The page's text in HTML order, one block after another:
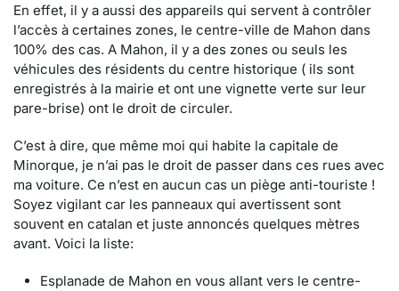
En effet, il y a aussi des appareils qui servent à contrôler
l’accès à certaines zones, le centre-ville de Mahon dans
100% des cas. A Mahon, il y a des zones ou seuls les
véhicules des résidents du centre historique ( ils sont
enregistrés à la mairie et ont une vignette verte sur leur
pare-brise) ont le droit de circuler.
C’est à dire, que même moi qui habite la capitale de
Minorque, je n’ai pas le droit de passer dans ces rues avec
ma voiture. Ce n’est en aucun cas un piège anti-touriste !
Soyez vigilant car les panneaux qui avertissent sont
souvent en catalan et juste annoncés quelques mètres
avant. Voici la liste:
Esplanade de Mahon en vous allant vers le centre-